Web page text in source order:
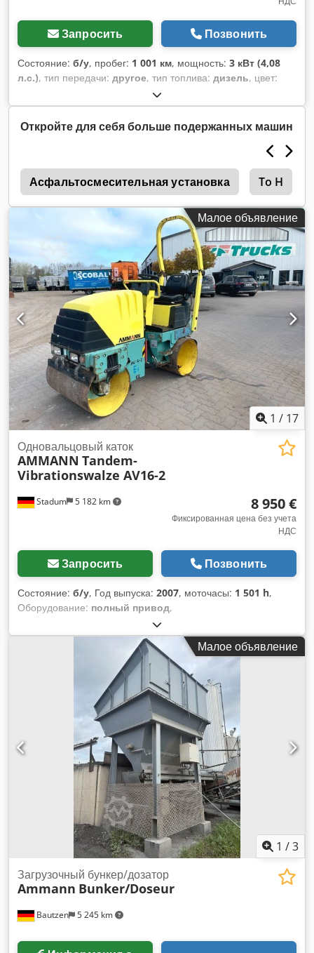
Запросить Позвонить
Состояние: б/у, пробег: 1 001 км, мощность: 3 кВт (4,08
л.с.), тип передачи: другое, тип топлива: дизель, цвет:
111 кг
01/2006, Год выпуска:2006, кабина водителя:другое,
Откройте для себя больше подержанных машин
Асфальтосмесительная установка To H
Малое объявление
1 / 17
Stadum 5 182 km
Одновальцовый каток
AMMANN Tandem-
Vibrationswalze AV16-2
8 950 €
Фиксированная цена без учета
НДС
Запросить Позвонить
Состояние: б/у, Год выпуска: 2007, моточасы: 1 501 h,
Оборудование: полный привод,
Малое объявление
1 /3
Bautzen 5 245 km
Загрузочный бункер/дозатор
Ammann Bunker/Doseur